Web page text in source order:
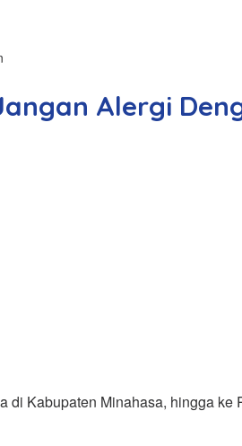
Alergi
Kabupaten Minahasa, hingga ke